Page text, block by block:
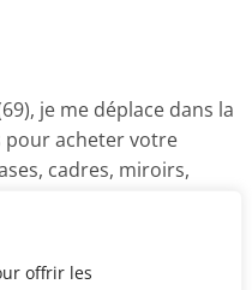
offrir les
je me déplace dans la
pour acheter votre
cadres, miroirs,